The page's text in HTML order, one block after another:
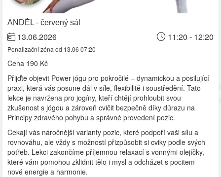
ANDĚL - červený sál
13.06.2026 11:20 - 12:20
Penalizační zóna od 13.06 07:20
Cena 190 Kč
Přijďte objevit Power jógu pro pokročilé – dynamickou a posilující
praxi, která vás posune dál v síle, flexibilitě i soustředění. Tato
lekce je navržena pro jogíny, kteří chtějí prohloubit svou
zkušenost s jógou a zároveň cvičit bezpečně díky důrazu na
Principy zdravého pohybu a správné provedení pozic.
Čekají vás náročnější varianty pozic, které podpoří vaši sílu a
rovnováhu, ale vždy s možností přizpůsobit si cviky podle svých
potřeb. Lekci zakončíme příjemnou relaxací s vonnými olejíčky,
které vám pomohou zklidnit tělo i mysl a odcházet s pocitem
nové energie a harmonie.